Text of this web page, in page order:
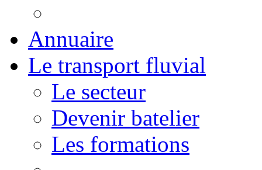
Annuaire
Le transport fluvial
Le secteur
Devenir batelier
Les formations